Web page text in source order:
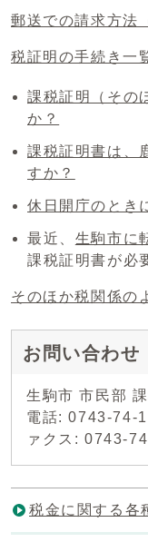
郵送での請求方法
税証明の手続き一
課税証明（その
か？
課税証明書は、
すか？
休日開庁のとき
最近、 生駒市に
課税証明書が必
そのほか税関係の
お問い合わせ
生駒市 市民部
電話: 0743-74-
ァクス: 0743-
税金に関する各